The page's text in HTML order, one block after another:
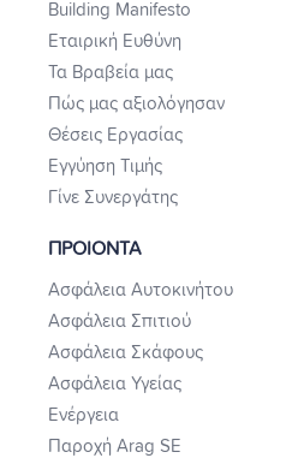
Building Manifesto
Εταιρική Ευθύνη
Τα Βραβεία μας
Πώς μας αξιολόγησαν
Θέσεις Εργασίας
Εγγύηση Τιμής
Γίνε Συνεργάτης
ΠΡΟΙΟΝΤΑ
Ασφάλεια Αυτοκινήτου
Ασφάλεια Σπιτιού
Ασφάλεια Σκάφους
Ασφάλεια Υγείας
Ενέργεια
Παροχή Arag SE